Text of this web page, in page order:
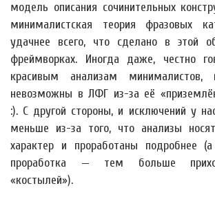
модель описания сочинительных
минималистская теория фразовых
удачнее всего, что сделано в этой
фреймворках. Иногда даже, честно
красивым анализам минималистов,
невозможны в ЛФГ из-за её
:). С другой стороны, и исключений у
меньше из-за того, что анализы
характер и проработаны подробнее
проработка — тем больше
«костылей»).